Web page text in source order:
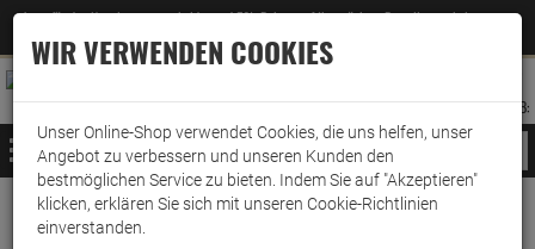
Jetzt für den Newsletter entscheiden und 5% Rabatt auf Ihre nächste Bestellung erhalten
–Zum Newsletter
ANMELDEN
AUFKLAPPEN
MERKZETTEL
WARENKORB:
MENÜ
Weiter einkaufen www.wark24.de Leben & Wohnen
Baumarkt
Grillzubehör
Campingaz FreezPack M30
WIR VERWENDEN COOKIES
Unser Online-Shop verwendet Cookies, die uns helfen, unser
Angebot zu verbessern und unseren Kunden den
bestmöglichen Service zu bieten. Indem Sie auf "Akzeptieren"
klicken, erklären Sie sich mit unseren Cookie-Richtlinien
einverstanden.